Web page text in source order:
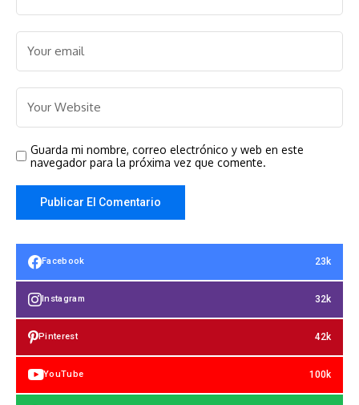
Guarda mi nombre, correo electrónico y web en este
navegador para la próxima vez que comente.
Facebook 23k
Instagram 32k
Pinterest 42k
YouTube 100k